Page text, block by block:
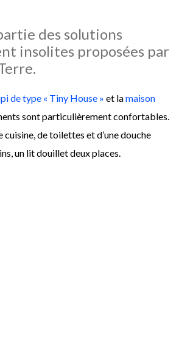
des solutions
insolites proposées par
de type « Tiny House » et lamaison
sont particulièrement confortables.
cuisine, de toilettes et d’une douche
un lit douillet deux places.